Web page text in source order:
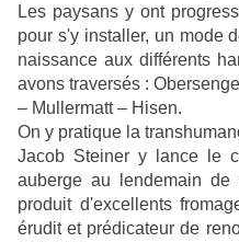
Les paysans y ont
pour s'y installer, un mode
naissance aux différents
avons traversés :
– Mullermatt – Hisen.
On y pratique la
Jacob Steiner y lance le
auberge au lendemain de
produit d'excellents
érudit et prédicateur de